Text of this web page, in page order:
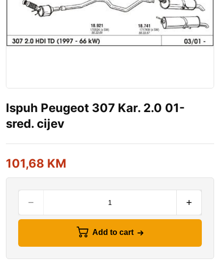
Ispuh Peugeot 307 Kar. 2.0 01-
sred. cijev
101,68 KM
Add to cart